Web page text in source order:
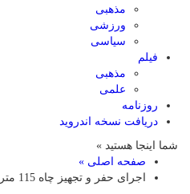
مذهبی
ورزشی
سیاسی
فیلم
مذهبی
علمی
روزنامه
دریافت نسخه اندروید
شما اینجا هستید »
صفحه اصلی »
اجرای حفر و تجهیز چاه 115 متری کشاورزی در محمودآباد